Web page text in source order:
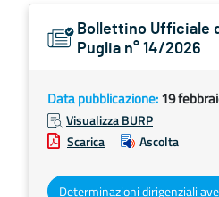
Bollettino Ufficiale
Puglia n° 14/2026
Data pubblicazione:19
Visualizza BURP
Scarica
Ascolta